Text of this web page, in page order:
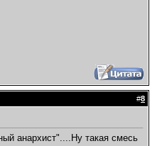
#8
анархист"....Ну такая смесь